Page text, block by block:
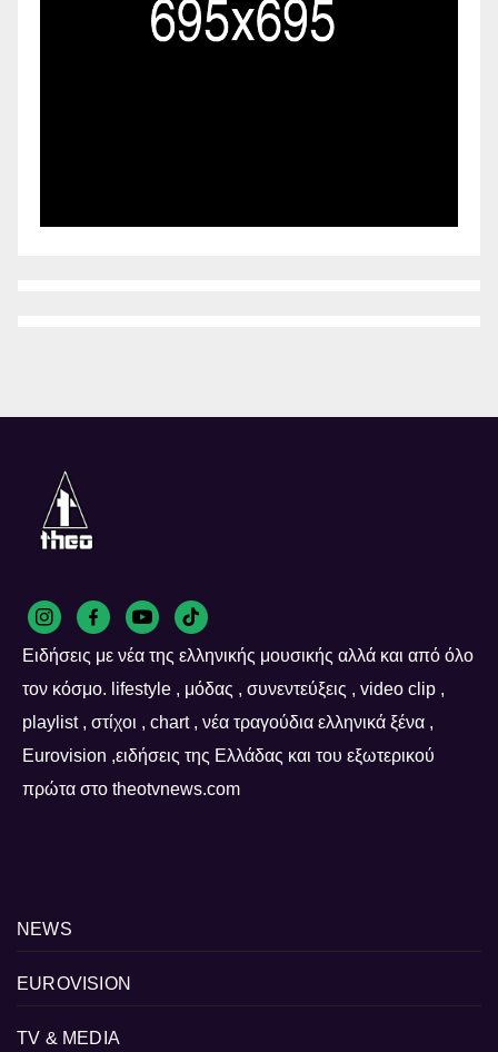
Ειδήσεις με νέα της ελληνικής μουσικής αλλά και από όλο
τον κόσμο. lifestyle , μόδας , συνεντεύξεις , video clip ,
playlist , στίχοι , chart , νέα τραγούδια ελληνικά ξένα ,
Eurovision ,ειδήσεις της Ελλάδας και του εξωτερικού
πρώτα στο theotvnews.com
NEWS
EUROVISION
TV & MEDIA